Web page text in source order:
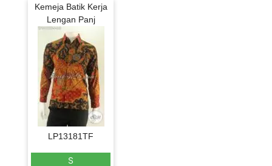
Kemeja Batik Kerja
Lengan Panj
LP13181TF
S